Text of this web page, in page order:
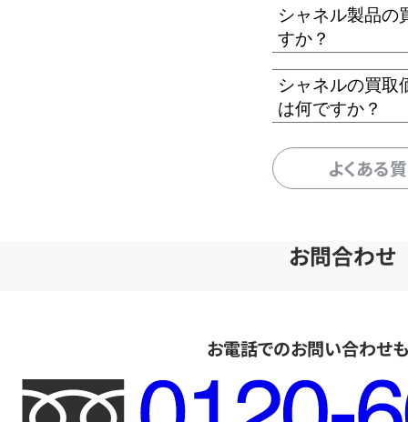
シャネル製品の
すか？
シャネルの買取
は何ですか？
よくある
お問合わせ
お電話でのお問い合わせ
フ